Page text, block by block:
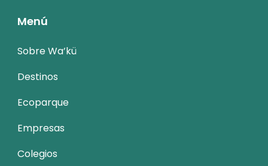
Menú
Sobre Wa’kü
Destinos
Ecoparque
Empresas
Colegios